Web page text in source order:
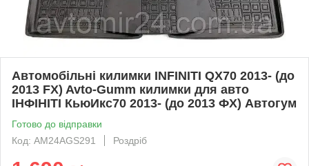
Автомобільні килимки INFINITI QX70 2013- (до
2013 FX) Avto-Gumm килимки для авто
ІНФІНІТІ КьюИкс70 2013- (до 2013 ФХ) Автогум
Готово до відправки
Код: AM24AGS291
Роздріб